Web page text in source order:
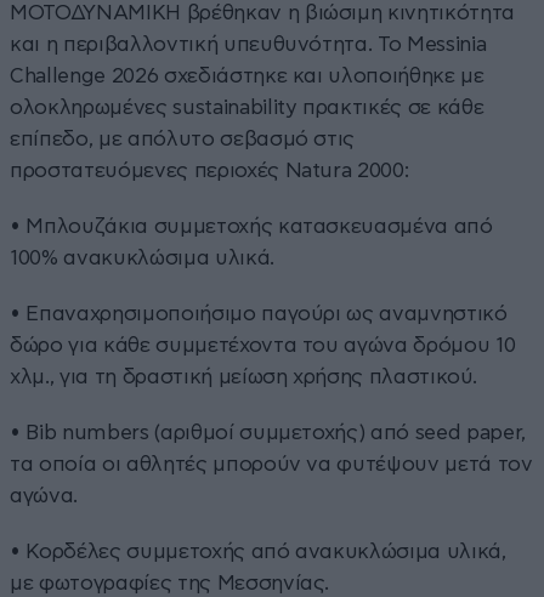
ΜΟΤΟΔΥΝΑΜΙΚΗ βρέθηκαν η βιώσιμη κινητικότητα
και η περιβαλλοντική υπευθυνότητα. Το Messinia
Challenge 2026 σχεδιάστηκε και υλοποιήθηκε με
ολοκληρωμένες sustainability πρακτικές σε κάθε
επίπεδο, με απόλυτο σεβασμό στις
προστατευόμενες περιοχές Natura 2000:
• Μπλουζάκια συμμετοχής κατασκευασμένα από
100% ανακυκλώσιμα υλικά.
• Επαναχρησιμοποιήσιμο παγούρι ως αναμνηστικό
δώρο για κάθε συμμετέχοντα του αγώνα δρόμου 10
χλμ., για τη δραστική μείωση χρήσης πλαστικού.
• Bib numbers (αριθμοί συμμετοχής) από seed paper,
τα οποία οι αθλητές μπορούν να φυτέψουν μετά τον
αγώνα.
• Κορδέλες συμμετοχής από ανακυκλώσιμα υλικά,
με φωτογραφίες της Μεσσηνίας.